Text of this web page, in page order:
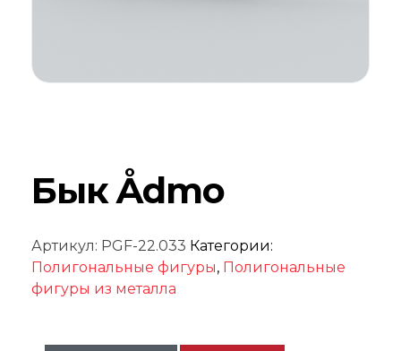
Бык Ådmo
Артикул: PGF-22.033 Категории:
Полигональные фигуры, Полигональные
фигуры из металла